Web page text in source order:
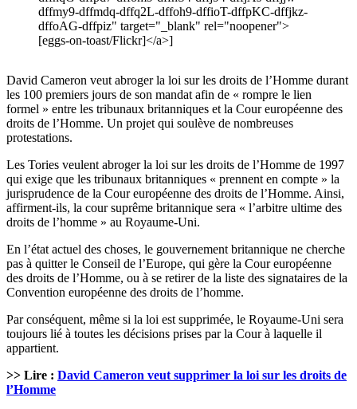
dffmy9-dffmdq-dffq2L-dffoh9-dffioT-dffpKC-dffjkz-
dffoAG-dffpiz" target="_blank" rel="noopener">
[eggs-on-toast/Flickr]</a>]
David Cameron veut abroger la loi sur les droits de l’Homme durant
les 100 premiers jours de son mandat afin de « rompre le lien
formel » entre les tribunaux britanniques et la Cour européenne des
droits de l’Homme. Un projet qui soulève de nombreuses
protestations.
Les Tories veulent abroger la loi sur les droits de l’Homme de 1997
qui exige que les tribunaux britanniques « prennent en compte » la
jurisprudence de la Cour européenne des droits de l’Homme. Ainsi,
affirment-ils, la cour suprême britannique sera « l’arbitre ultime des
droits de l’homme » au Royaume-Uni.
En l’état actuel des choses, le gouvernement britannique ne cherche
pas à quitter le Conseil de l’Europe, qui gère la Cour européenne
des droits de l’Homme, ou à se retirer de la liste des signataires de la
Convention européenne des droits de l’homme.
Par conséquent, même si la loi est supprimée, le Royaume-Uni sera
toujours lié à toutes les décisions prises par la Cour à laquelle il
appartient.
>> Lire : David Cameron veut supprimer la loi sur les droits de
l’Homme